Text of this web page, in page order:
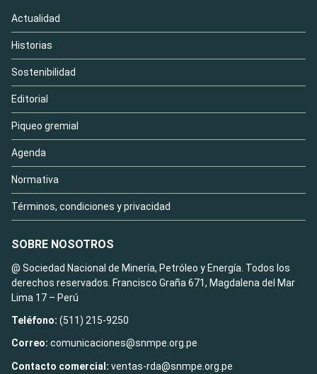
Actualidad
Historias
Sostenibilidad
Editorial
Piqueo gremial
Agenda
Normativa
Términos, condiciones y privacidad
SOBRE NOSOTROS
@ Sociedad Nacional de Minería, Petróleo y Energía. Todos los
derechos reservados. Francisco Graña 671, Magdalena del Mar
Lima 17 – Perú
Teléfono: (511) 215-9250
Correo: comunicaciones@snmpe.org.pe
Contacto comercial: ventas-rda@snmpe.org.pe